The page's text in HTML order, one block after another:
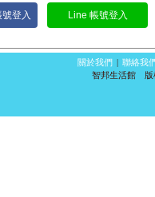
登入 Line 帳號登入
關於我們 | 聯絡我
智邦生活館 版